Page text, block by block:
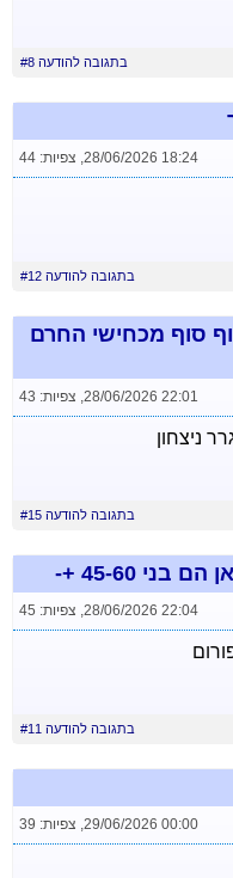
בתגובה להודעה #8
28/06/2026 18:24
, צפיות: 44
בתגובה להודעה #12
סוף מכחישי החרם
28/06/2026 22:01
, צפיות: 43
בתגובה להודעה #15
45-60 +-
28/06/2026 22:04
, צפיות: 45
בתגובה להודעה #11
29/06/2026 00:00
, צפיות: 39